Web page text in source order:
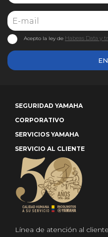
Acepto la ley de Habeas Data y
SEGURIDAD YAMAHA
CORPORATIVO
SERVICIOS YAMAHA
SERVICIO AL CLIENTE
Línea de atención al cliente